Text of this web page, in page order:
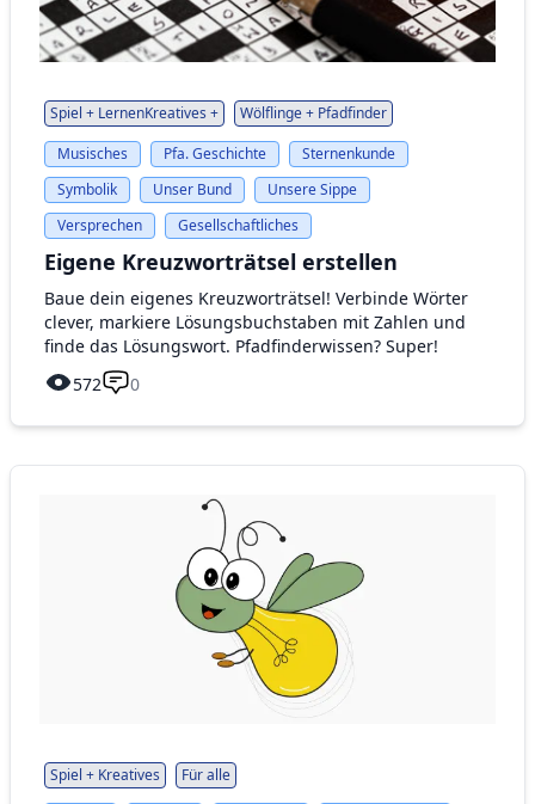
Spiel + LernenKreatives +
Wölflinge + Pfadfinder
Musisches
Pfa. Geschichte
Sternenkunde
Symbolik
Unser Bund
Unsere Sippe
Versprechen
Gesellschaftliches
Eigene Kreuzworträtsel erstellen
Baue dein eigenes Kreuzworträtsel! Verbinde Wörter
clever, markiere Lösungsbuchstaben mit Zahlen und
finde das Lösungswort. Pfadfinderwissen? Super!
572
0
Spiel + Kreatives
Für alle